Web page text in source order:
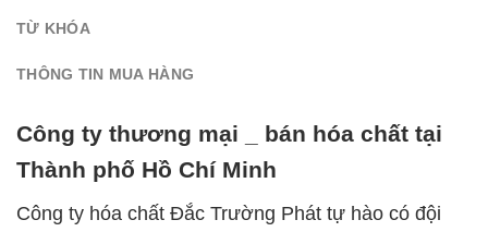
TỪ KHÓA
THÔNG TIN MUA HÀNG
Công ty thương mại _ bán hóa chất tại
Thành phố Hồ Chí Minh
Công ty hóa chất Đắc Trường Phát tự hào có đội